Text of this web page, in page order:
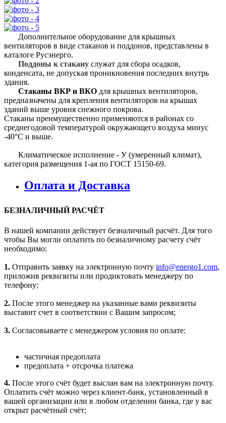
Дополнительное оборудование для крышных
вентиляторов в виде стаканов и поддонов, представлены в
каталоге Русэнерго.
Поддоны к стакану служат для сбора осадков,
конденсата, не допуская проникновения последних внутрь
здания.
Стаканы ВКР и ВКО для крышных вентиляторов,
предназначены для крепления вентиляторов на крышах
зданий выше уровня снежного покрова.
Стаканы преимущественно применяются в районах со
среднегодовой температурой окружающего воздуха минус
-40°С и выше.
Климатическое исполнение - У (умеренный климат),
категория размещения 1-ая по ГОСТ 15150-69.
Оплата и Доставка
БЕЗНАЛИЧНЫЙ РАСЧЁТ
В нашей компании действует безналичный расчёт. Для того
чтобы Вы могли оплатить по безналичному расчету счёт
необходимо:
1. Отправить заявку на электронную почту info@energo1.com,
приложив реквизиты или продиктовать менеджеру по
телефону;
2. После этого менеджер на указанные вами реквизиты
выставит счет в соответствии с Вашим запросом;
3. Согласовываете с менеджером условия по оплате:
частичная предоплата
предоплата + отсрочка платежа
4. После этого счёт будет выслан вам на электронную почту.
Оплатить счёт можно через клиент-банк, установленный в
вашей организации или в любом отделении банка, где у вас
открыт расчётный счёт;